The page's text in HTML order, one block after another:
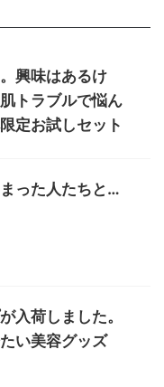
興味はあるけ
トラブルで悩ん
定お試しセット
った人たちと…
入荷しました。
い美容グッズ